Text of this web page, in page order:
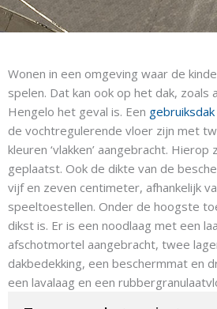
Wonen in een omgeving waar de
spelen. Dat kan ook op het dak, zoals
Hengelo het geval is. Een gebruiksdak
de vochtregulerende vloer zijn met
kleuren ‘vlakken’ aangebracht.
geplaatst. Ook de dikte van de
vijf en zeven centimeter, afhankelijk
speeltoestellen. Onder de hoogste
dikst is. Er is een noodlaag met een
afschotmortel aangebracht, twee
dakbedekking, een beschermmat en
een lavalaag en een